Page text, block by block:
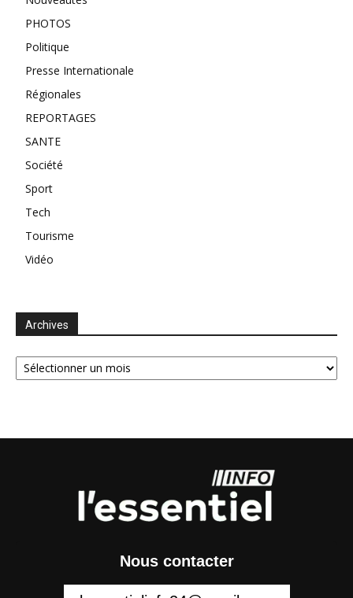
PHOTOS
Politique
Presse Internationale
Régionales
REPORTAGES
SANTE
Société
Sport
Tech
Tourisme
Vidéo
Archives
Archives
Nous contacter